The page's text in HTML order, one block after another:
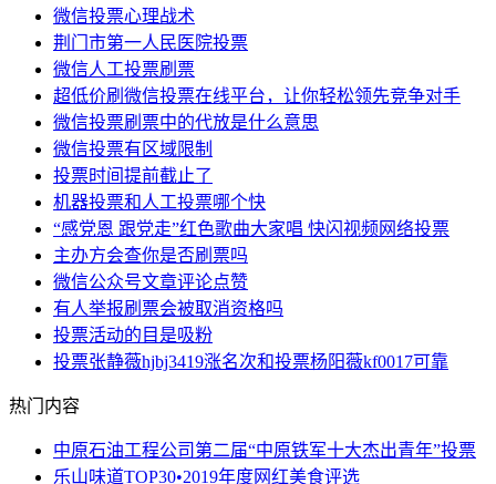
微信投票心理战术
荆门市第一人民医院投票
微信人工投票刷票
超低价刷微信投票在线平台，让你轻松领先竞争对手
微信投票刷票中的代放是什么意思
微信投票有区域限制
投票时间提前截止了
机器投票和人工投票哪个快
“感党恩 跟党走”红色歌曲大家唱 快闪视频网络投票
主办方会查你是否刷票吗
微信公众号文章评论点赞
有人举报刷票会被取消资格吗
投票活动的目是吸粉
投票张静薇hjbj3419涨名次和投票杨阳薇kf0017可靠
热门内容
中原石油工程公司第二届“中原铁军十大杰出青年”投票
乐山味道TOP30•2019年度网红美食评选